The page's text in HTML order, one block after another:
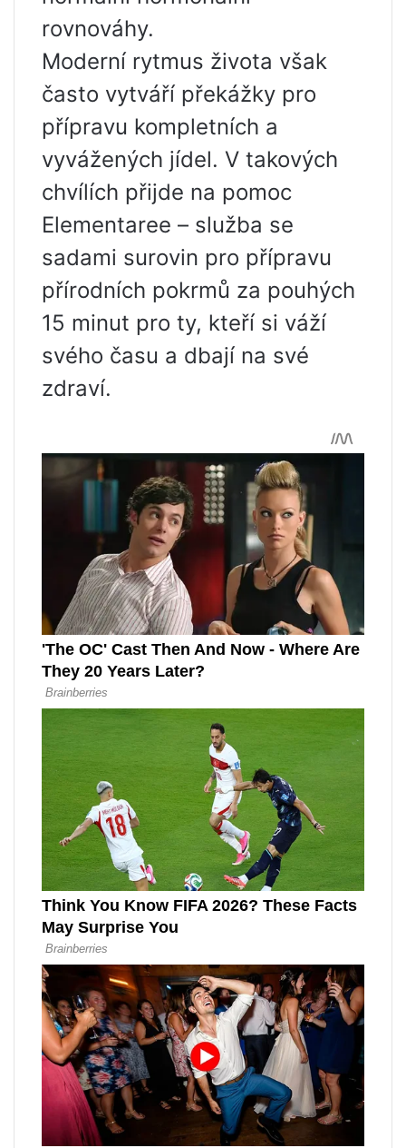
rovnováhy.
Moderní rytmus života však
často vytváří překážky pro
přípravu kompletních a
vyvážených jídel. V takových
chvílích přijde na pomoc
Elementaree – služba se
sadami surovin pro přípravu
přírodních pokrmů za pouhých
15 minut pro ty, kteří si váží
svého času a dbají na své
zdraví.